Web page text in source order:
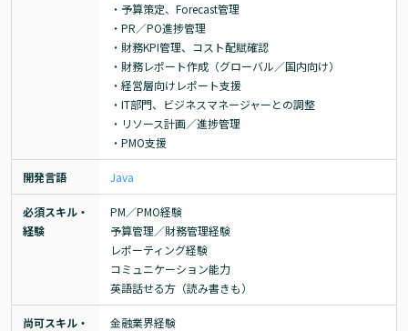
・予算策定、Forecast管理
・PR／PO進捗管理
・財務KPI管理、コスト配賦確認
・財務レポート作成（グローバル／国内向け）
・経営層向けレポート支援
・IT部門、ビジネスマネージャーとの調整
・リソース計画／進捗管理
・PMO支援
開発言語 Java
必須スキル・
経験
PM／PMO経験
予算管理／財務管理経験
レポーティング経験
コミュニケーション能力
英語話せる方（読み書きも）
尚可スキル・
金融業界経験